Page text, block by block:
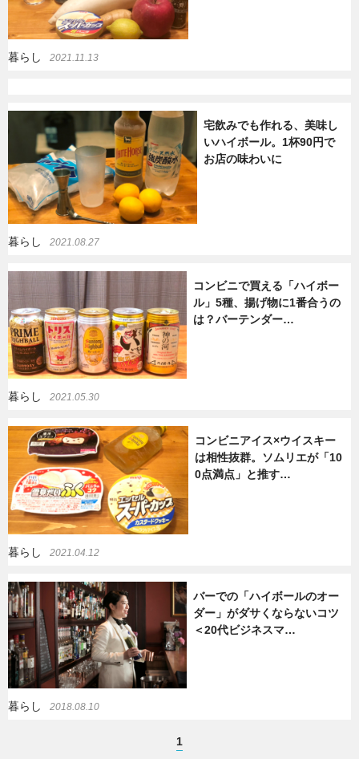
暮らし 2021.11.13
宅飲みでも作れる、美味し
いハイボール。1杯90円で
お店の味わいに
暮らし 2021.08.27
コンビニで買える「ハイボー
ル」5種、揚げ物に1番合うの
は？バーテンダー…
暮らし 2021.05.30
コンビニアイス×ウイスキー
は相性抜群。ソムリエが「10
0点満点」と推す…
暮らし 2021.04.12
バーでの「ハイボールのオー
ダー」がダサくならないコツ
＜20代ビジネスマ…
暮らし 2018.08.10
1